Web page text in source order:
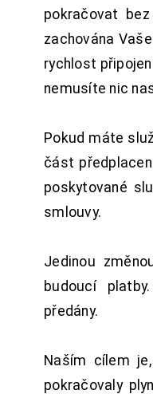
pokračovat
zachována
rychlost
nemusíte nic
Pokud máte
část
poskytované
smlouvy.
Jedinou
budoucí
předány.
Naším cílem
pokračovaly